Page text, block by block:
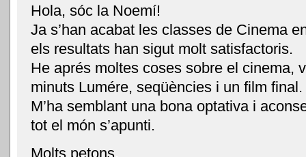
Hola, sóc la Noemí!
Ja s’han acabat les classes de Cinema
els resultats han sigut molt satisfactoris.
He aprés moltes coses sobre el cinema,
minuts Lumére, seqüències i un film final.
M’ha semblant una bona optativa i
tot el món s’apunti.
Molts petons.